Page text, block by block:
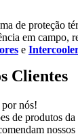
de proteção
em campo,
e
Clientes
nós!
de produtos da